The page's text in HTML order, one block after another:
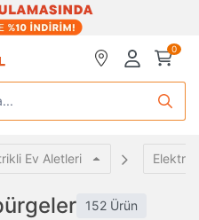
0
Ev Aletleri
152 Ürün